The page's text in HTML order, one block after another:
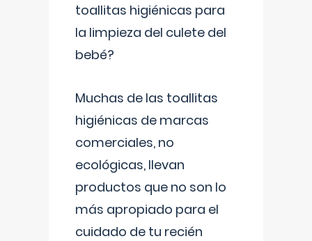
toallitas higiénicas para
la limpieza del culete del
bebé?
Muchas de las toallitas
higiénicas de marcas
comerciales, no
ecológicas, llevan
productos que no son lo
más apropiado para el
cuidado de tu recién